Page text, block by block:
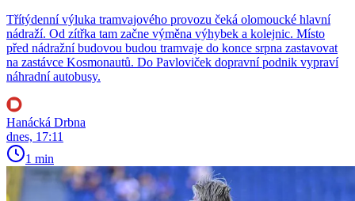
Třítýdenní výluka tramvajového provozu čeká olomoucké hlavní
nádraží. Od zítřka tam začne výměna výhybek a kolejnic. Místo
před nádražní budovou budou tramvaje do konce srpna zastavovat
na zastávce Kosmonautů. Do Pavloviček dopravní podnik vypraví
náhradní autobusy.
Hanácká Drbna
dnes, 17:11
1 min